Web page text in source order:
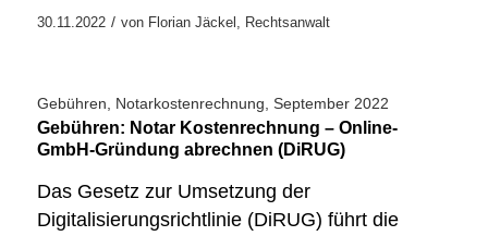
30.11.2022 / von Florian Jäckel, Rechtsanwalt
Gebühren Notarkostenrechnung September 2022
Gebühren: Notar Kostenrechnung – Online-
GmbH-Gründung abrechnen (DiRUG)
Das Gesetz zur Umsetzung der
Digitalisierungsrichtlinie (DiRUG) führt die